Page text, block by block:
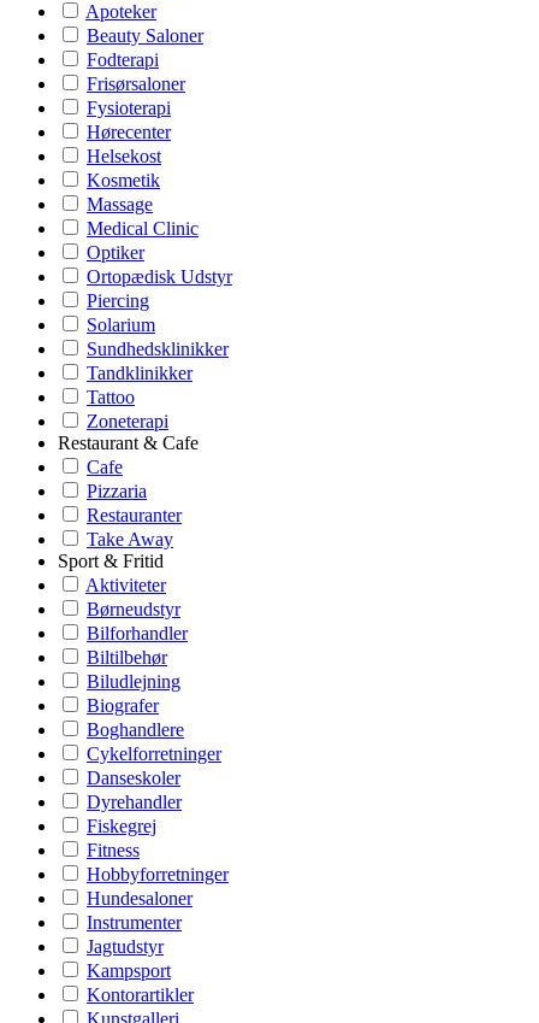
Apoteker
Beauty Saloner
Fodterapi
Frisørsaloner
Fysioterapi
Hørecenter
Helsekost
Kosmetik
Massage
Medical Clinic
Optiker
Ortopædisk Udstyr
Piercing
Solarium
Sundhedsklinikker
Tandklinikker
Tattoo
Zoneterapi
Restaurant & Cafe
Cafe
Pizzaria
Restauranter
Take Away
Sport & Fritid
Aktiviteter
Børneudstyr
Bilforhandler
Biltilbehør
Biludlejning
Biografer
Boghandlere
Cykelforretninger
Danseskoler
Dyrehandler
Fiskegrej
Fitness
Hobbyforretninger
Hundesaloner
Instrumenter
Jagtudstyr
Kampsport
Kontorartikler
Kunstgalleri